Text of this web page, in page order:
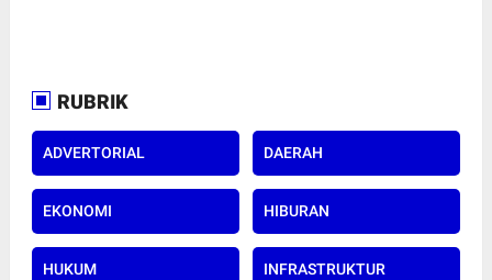
RUBRIK
ADVERTORIAL DAERAH
EKONOMI HIBURAN
HUKUM INFRASTRUKTUR